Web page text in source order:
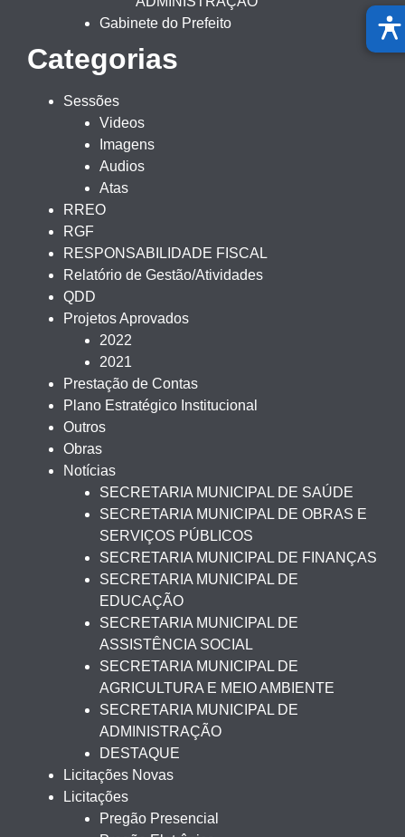
Gabinete do Prefeito
Categorias
Sessões
Videos
Imagens
Audios
Atas
RREO
RGF
RESPONSABILIDADE FISCAL
Relatório de Gestão/Atividades
QDD
Projetos Aprovados
2022
2021
Prestação de Contas
Plano Estratégico Institucional
Outros
Obras
Notícias
SECRETARIA MUNICIPAL DE SAÚDE
SECRETARIA MUNICIPAL DE OBRAS E
SERVIÇOS PÚBLICOS
SECRETARIA MUNICIPAL DE FINANÇAS
SECRETARIA MUNICIPAL DE
EDUCAÇÃO
SECRETARIA MUNICIPAL DE
ASSISTÊNCIA SOCIAL
SECRETARIA MUNICIPAL DE
AGRICULTURA E MEIO AMBIENTE
SECRETARIA MUNICIPAL DE
ADMINISTRAÇÃO
DESTAQUE
Licitações Novas
Licitações
Pregão Presencial